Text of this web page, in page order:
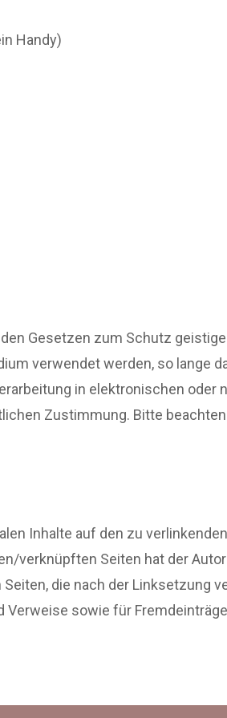
Handy)
Gesetzen zum Schutz
verwendet werden, so lange
in elektronischen oder
Zustimmung. Bitte
Inhalte auf den zu
verknüpften Seiten hat der
die nach der Linksetzung
sowie für